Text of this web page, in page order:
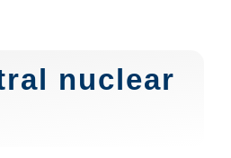
nuclear